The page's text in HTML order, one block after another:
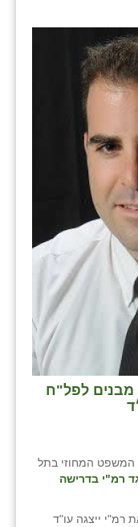
לפל"ח
התקיים בבית המשפט המחוזי בתל
רמ"י בדרישה
רמ"י ייצגה עו"ד